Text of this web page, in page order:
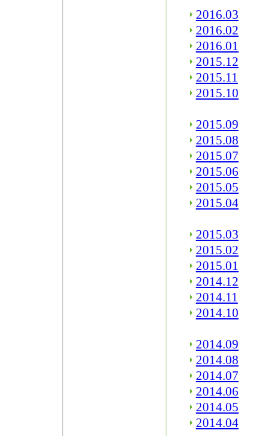
2016.03
2016.02
2016.01
2015.12
2015.11
2015.10
2015.09
2015.08
2015.07
2015.06
2015.05
2015.04
2015.03
2015.02
2015.01
2014.12
2014.11
2014.10
2014.09
2014.08
2014.07
2014.06
2014.05
2014.04